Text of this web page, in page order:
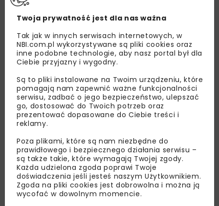
Lubisz wiedzieć więcej?
Zapisz się do newslettera aby otrzymywać od
nas najlepsze informacje branżowe,
zaproszenia na wydarzenia, atrakcyjne oferty i
dedykowane akcje specjalne.
Twoja prywatność jest dla nas ważna
Tak jak w innych serwisach internetowych, w
NBI.com.pl wykorzystywane są pliki cookies oraz
inne podobne technologie, aby nasz portal był dla
Ciebie przyjazny i wygodny.
Są to pliki instalowane na Twoim urządzeniu, które
pomagają nam zapewnić ważne funkcjonalności
serwisu, zadbać o jego bezpieczeństwo, ulepszać
go, dostosować do Twoich potrzeb oraz
prezentować dopasowane do Ciebie treści i
reklamy.
Poza plikami, które są nam niezbędne do
prawidłowego i bezpiecznego działania serwisu –
są także takie, które wymagają Twojej zgody.
Każda udzielona zgoda poprawi Twoje
doświadczenia jeśli jesteś naszym Użytkownikiem.
Zgoda na pliki cookies jest dobrowolna i można ją
wycofać w dowolnym momencie.